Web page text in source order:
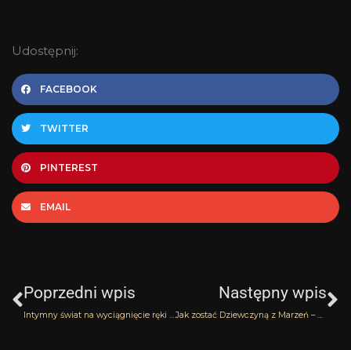
Udostępnij:
FACEBOOK
TWITTER
PINTEREST
EMAIL
Poprzedni wpis
Intymny świat na wyciągnięcie ręki – Al Hareem Yas Perfumes
Następny wpis
Jak zostać Dziewczyną z Marzeń – Bendelirious Etat Libre d’Orange